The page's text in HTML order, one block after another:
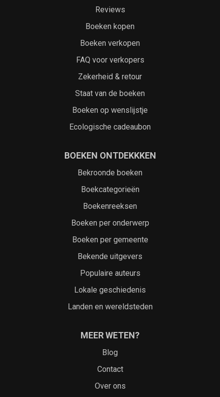
Reviews
Boeken kopen
Boeken verkopen
FAQ voor verkopers
Zekerheid & retour
Staat van de boeken
Boeken op wenslijstje
Ecologische cadeaubon
BOEKEN ONTDEKKKEN
Bekroonde boeken
Boekcategorieën
Boekenreeksen
Boeken per onderwerp
Boeken per gemeente
Bekende uitgevers
Populaire auteurs
Lokale geschiedenis
Landen en wereldsteden
MEER WETEN?
Blog
Contact
Over ons